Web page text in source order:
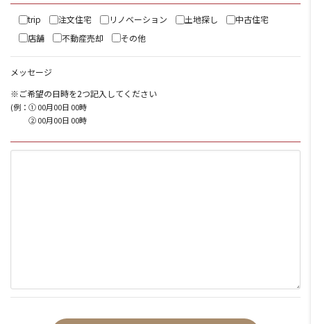
trip 注文住宅 リノベーション 土地探し
中古住宅
店舗
不動産売却 その他
メッセージ
※ご希望の日時を2つ記入してください
(例： ① 00月00日 00時
② 00月00日 00時